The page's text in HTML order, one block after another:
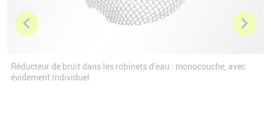
Réducteur de bruit dans les robinets d’eau : monocouche, avec
évidement individuel